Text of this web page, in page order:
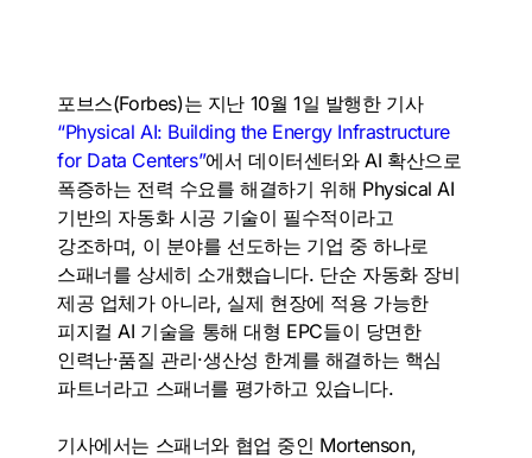
포브스(Forbes)는 지난 10월 1일 발행한 기사
“Physical AI: Building the Energy Infrastructure
for Data Centers”에서 데이터센터와 AI 확산으로
폭증하는 전력 수요를 해결하기 위해 Physical AI
기반의 자동화 시공 기술이 필수적이라고
강조하며, 이 분야를 선도하는 기업 중 하나로
스패너를 상세히 소개했습니다. 단순 자동화 장비
제공 업체가 아니라, 실제 현장에 적용 가능한
피지컬 AI 기술을 통해 대형 EPC들이 당면한
인력난·품질 관리·생산성 한계를 해결하는 핵심
파트너라고 스패너를 평가하고 있습니다.
기사에서는 스패너와 협업 중인 Mortenson,